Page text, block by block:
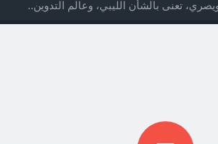
تعنى بالشأن الليبي، وعالم التدوين..